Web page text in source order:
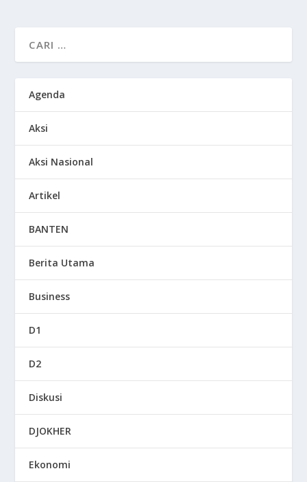
Agenda
Aksi
Aksi Nasional
Artikel
BANTEN
Berita Utama
Business
D1
D2
Diskusi
DJOKHER
Ekonomi